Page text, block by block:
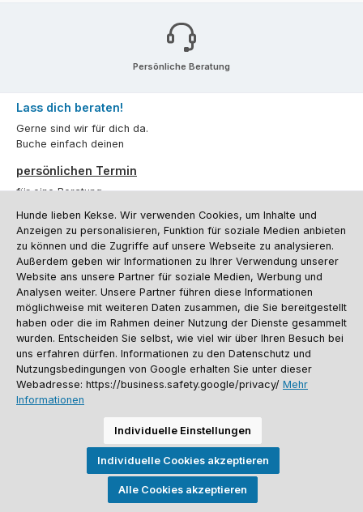
Persönliche Beratung
Lass dich beraten!
Gerne sind wir für dich da.
Buche einfach deinen
persönlichen Termin
für eine Beratung.
Oder über unserKontaktformular.
Vertrag widerrufen
Kundenservice
Informationen
Social Media und Kontakt
Versandinformationen
Batterieentsorgung
Warenrücksendung Sporthund Katalog
Alle Preise inkl. gesetzl. Mehrwertsteuer zzgl.Versandkosten
anders angegeben. Preise vor dem Login werden in Euro (DE) angezeigt.
Streichpreise = UVP-Preise. Abbildungen ähnlich. Änderungen
vorbehalten.
© 2026 Sporthund - Alle Rechte vorbehalten. Theme by
Hunde lieben Kekse. Wir verwenden Cookies, um Inhalte und
Anzeigen zu personalisieren, Funktion für soziale Medien anbieten
zu können und die Zugriffe auf unsere Webseite zu analysieren.
Außerdem geben wir Informationen zu Ihrer Verwendung unserer
Website ans unsere Partner für soziale Medien, Werbung und
Analysen weiter. Unsere Partner führen diese Informationen
möglichweise mit weiteren Daten zusammen, die Sie bereitgestellt
haben oder die im Rahmen deiner Nutzung der Dienste gesammelt
wurden. Entscheiden Sie selbst, wie viel wir über Ihren Besuch bei
uns erfahren dürfen. Informationen zu den Datenschutz und
Nutzungsbedingungen von Google erhalten Sie unter dieser
Webadresse: https://business.safety.google/privacy/ Mehr
Informationen
Individuelle Einstellungen
Individuelle Cookies akzeptieren
Alle Cookies akzeptieren